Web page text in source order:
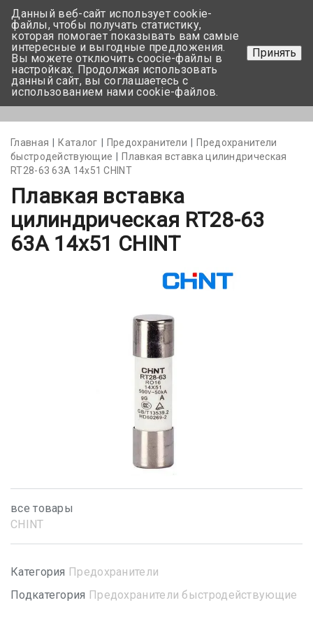
+375 17-350-99-56
+375 44-752-82-08
Задать вопрос
Главная Каталог Предохранители
Предохранители
быстродействующие
Плавкая вставка цилиндрическая
RT28-63 63A 14х51 CHINT
Плавкая вставка
цилиндрическая RT28-63
63A 14х51 CHINT
все товары
CHINT
Категория Предохранители
Подкатегория Предохранители быстродействующие
Данный веб-сайт использует cookie-
файлы, чтобы получать статистику,
которая помогает показывать вам самые
интересные и выгодные предложения.
Вы можете отключить coocie-файлы в
настройках. Продолжая использовать
данный сайт, вы соглашаетесь с
использованием нами cookie-файлов.
Принять